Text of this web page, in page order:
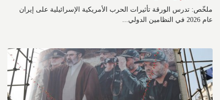
ملخّص: تدرس الورقة تأثيرات الحرب الأمريكية الإسرائيلية على إيران
عام 2026 في النظامين الدولي...